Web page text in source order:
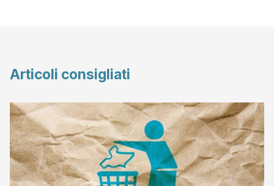
Articoli consigliati